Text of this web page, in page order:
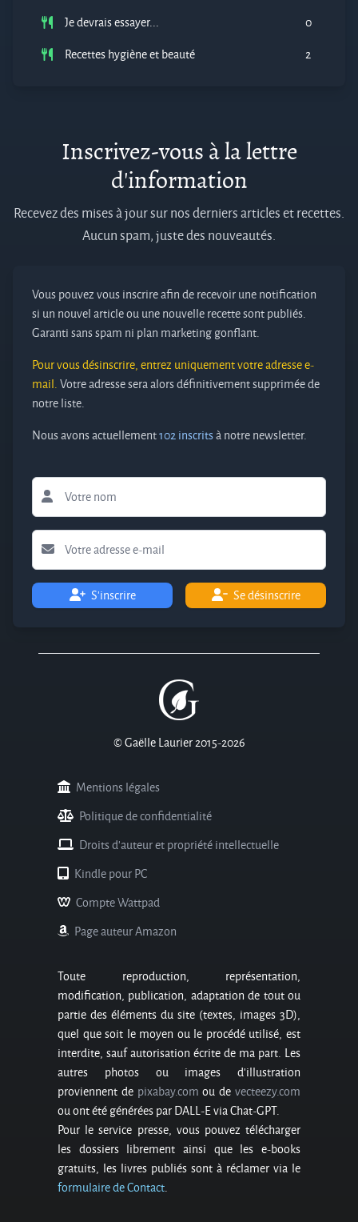
Je devrais essayer...
0
Recettes hygiène et beauté
2
Inscrivez-vous à la lettre
d'information
Recevez des mises à jour sur nos derniers articles et recettes.
Aucun spam, juste des nouveautés.
Vous pouvez vous inscrire afin de recevoir une notification
si un nouvel article ou une nouvelle recette sont publiés.
Garanti sans spam ni plan marketing gonflant.
Pour vous désinscrire, entrez uniquement votre adresse e-
mail.Votre adresse sera alors définitivement supprimée de
notre liste.
Nous avons actuellement102 inscritsà notre newsletter.
S'inscrire Se désinscrire
© Gaëlle Laurier 2015-2026
Mentions légales
Politique de confidentialité
Droits d'auteur et propriété intellectuelle
Kindle pour PC
Compte Wattpad
Page auteur Amazon
Toute reproduction, représentation,
modification, publication, adaptation de tout ou
partie des éléments du site (textes, images 3D),
quel que soit le moyen ou le procédé utilisé, est
interdite, sauf autorisation écrite de ma part. Les
autres photos ou images d’illustration
proviennent de pixabay.com ou devecteezy.com
ou ont été générées par DALL-E via Chat-GPT.
Pour le service presse, vous pouvez télécharger
les dossiers librement ainsi que les e-books
gratuits, les livres publiés sont à réclamer via le
formulaire de Contact.